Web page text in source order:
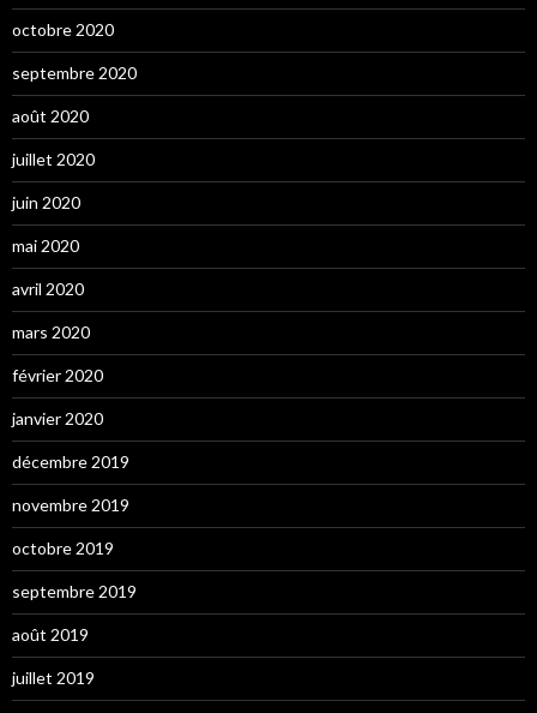
octobre 2020
septembre 2020
août 2020
juillet 2020
juin 2020
mai 2020
avril 2020
mars 2020
février 2020
janvier 2020
décembre 2019
novembre 2019
octobre 2019
septembre 2019
août 2019
juillet 2019